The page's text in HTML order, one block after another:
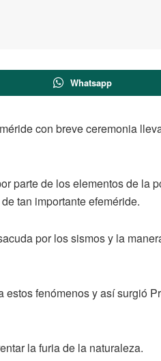
Whatsapp
con breve ceremonia
parte de los elementos de la
tan importante efeméride.
por los sismos y la
fenómenos y así surgió
la furia de la naturaleza.